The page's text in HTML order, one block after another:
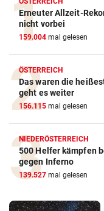
Erneuter Allzeit-
nicht vorbei
159.004 mal gelesen
ÖSTERREICH
Das waren die
geht es weiter
156.115 mal gelesen
NIEDERÖSTERREICH
500 Helfer kämpfen
gegen Inferno
139.527 mal gelesen